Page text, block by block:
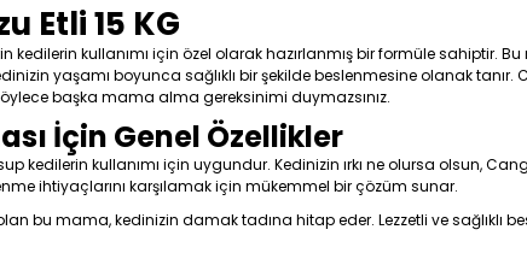
Etli 15 KG
kedilerin kullanımı için özel olarak hazırlanmış bir formüle sahiptir.
yaşamı boyunca sağlıklı bir şekilde beslenmesine olanak tanır.
başka mama alma gereksinimi duymazsınız.
İçin Genel Özellikler
kedilerin kullanımı için uygundur. Kedinizin ırkı ne olursa olsun,
ihtiyaçlarını karşılamak için mükemmel bir çözüm sunar.
bu mama, kedinizin damak tadına hitap eder. Lezzetli ve sağlıklı